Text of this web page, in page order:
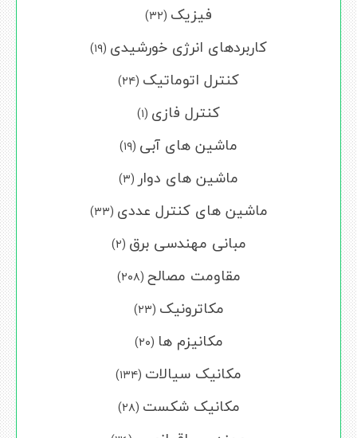
فیزیک (۳۲)
کاربردهای انرژی خورشیدی (۱۹)
کنترل اتوماتیک (۲۴)
کنترل فازی (۱)
ماشین های آبی (۱۹)
ماشین های دوار (۳)
ماشین های کنترل عددی (۳۳)
مبانی مهندسی برق (۲)
مقاومت مصالح (۲۰۸)
مکاترونیک (۲۳)
مکانیزم ها (۲۰)
مکانیک سیالات (۱۳۴)
مکانیک شکست (۲۸)